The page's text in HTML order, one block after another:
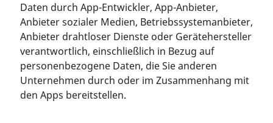
Daten durch App-Entwickler, App-Anbieter,
Anbieter sozialer Medien, Betriebssystemanbieter,
Anbieter drahtloser Dienste oder Gerätehersteller
verantwortlich, einschließlich in Bezug auf
personenbezogene Daten, die Sie anderen
Unternehmen durch oder im Zusammenhang mit
den Apps bereitstellen.